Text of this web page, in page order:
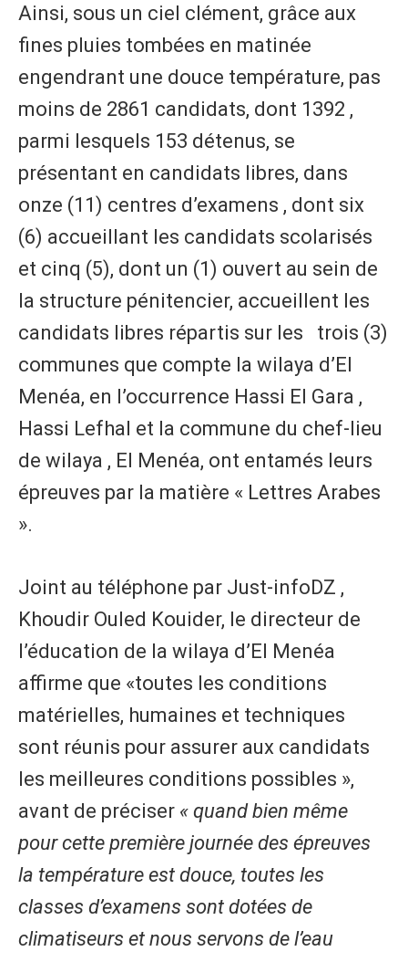
Ainsi, sous un ciel clément, grâce aux
fines pluies tombées en matinée
engendrant une douce température, pas
moins de 2861 candidats, dont 1392 ,
parmi lesquels 153 détenus, se
présentant en candidats libres, dans
onze (11) centres d’examens , dont six
(6) accueillant les candidats scolarisés
et cinq (5), dont un (1) ouvert au sein de
la structure pénitencier, accueillent les
candidats libres répartis sur les trois (3)
communes que compte la wilaya d’El
Menéa, en l’occurrence Hassi El Gara ,
Hassi Lefhal et la commune du chef-lieu
de wilaya , El Menéa, ont entamés leurs
épreuves par la matière « Lettres Arabes
».
Joint au téléphone par Just-infoDZ ,
Khoudir Ouled Kouider, le directeur de
l’éducation de la wilaya d’El Menéa
affirme que «toutes les conditions
matérielles, humaines et techniques
sont réunis pour assurer aux candidats
les meilleures conditions possibles »,
avant de préciser « quand bien même
pour cette première journée des épreuves
la température est douce, toutes les
classes d’examens sont dotées de
climatiseurs et nous servons de l’eau